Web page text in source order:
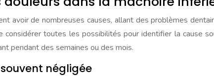
avoir de nombreuses causes, allant des problèmes
toutes les possibilités pour identifier la cause
pendant des semaines ou des mois.
négligée